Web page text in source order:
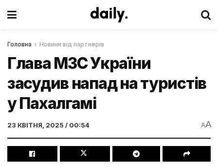
Головна Новини від партнерів
Глава МЗС України
засудив напад на туристів
у Пахалгамі
23 КВІТНЯ, 2025 / 00:54 AA